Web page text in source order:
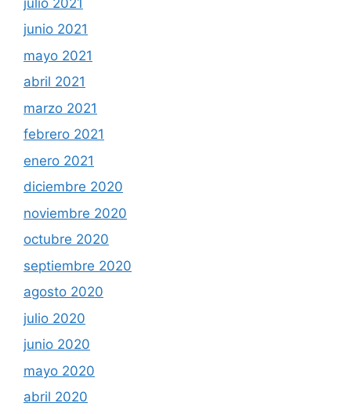
junio 2021
mayo 2021
abril 2021
marzo 2021
febrero 2021
enero 2021
diciembre 2020
noviembre 2020
octubre 2020
septiembre 2020
agosto 2020
julio 2020
junio 2020
mayo 2020
abril 2020